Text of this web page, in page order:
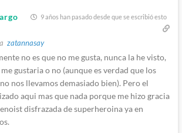
9 años han pasado desde que se escribió esto
zatannasay
no es que no me gusta, nunca la he visto,
gustaria o no (aunque es verdad que los
nos llevamos demasiado bien). Pero el
aqui mas que nada porque me hizo gracia
disfrazada de superheroina ya en